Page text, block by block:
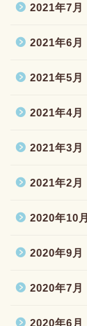
2021年7月
2021年6月
2021年5月
2021年4月
2021年3月
2021年2月
2020年10月
2020年9月
2020年7月
2020年6月